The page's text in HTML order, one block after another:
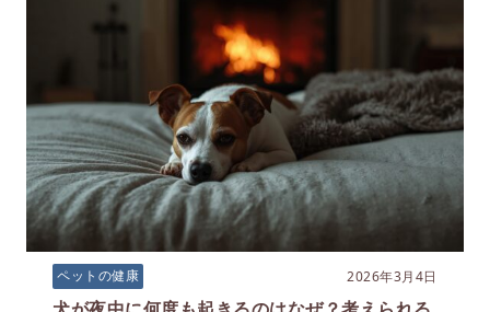
ペットの健康 2026年3月4日